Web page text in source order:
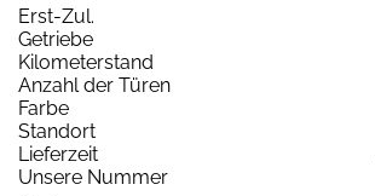
Erst-Zul.
Getriebe
Kilometerstand
Anzahl der Türen
Farbe
Standort
Lieferzeit
Unsere Nummer